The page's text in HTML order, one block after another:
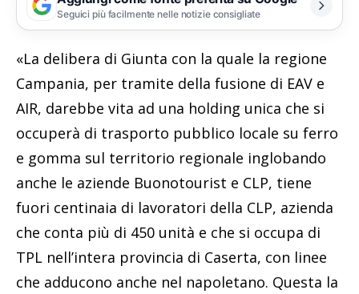
Seguici più facilmente nelle notizie consigliate
«La delibera di Giunta con la quale la regione
Campania, per tramite della fusione di EAV e
AIR, darebbe vita ad una holding unica che si
occuperà di trasporto pubblico locale su ferro
e gomma sul territorio regionale inglobando
anche le aziende Buonotourist e CLP, tiene
fuori centinaia di lavoratori della CLP, azienda
che conta più di 450 unità e che si occupa di
TPL nell’intera provincia di Caserta, con linee
che adducono anche nel napoletano. Questa la